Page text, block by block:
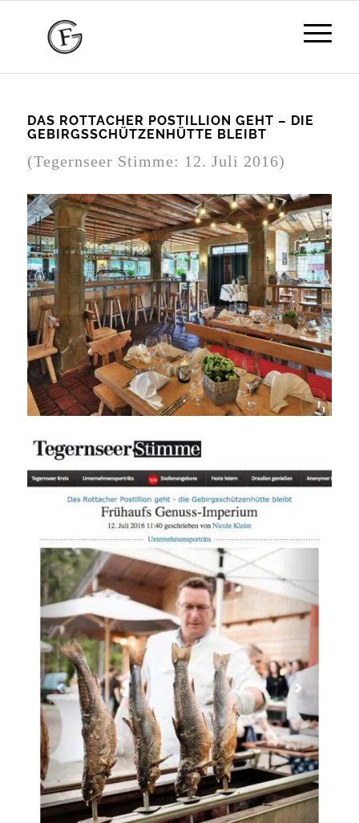
DAS ROTTACHER POSTILLION GEHT – DIE
GEBIRGSSCHÜTZENHÜTTE BLEIBT
(Tegernseer Stimme: 12. Juli 2016)